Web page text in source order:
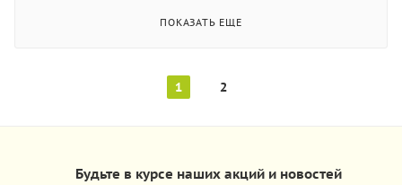
ПОКАЗАТЬ ЕЩЕ
1 2
Будьте в курсе наших акций и новостей